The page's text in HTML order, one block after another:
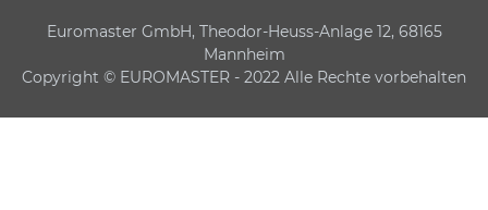
Euromaster GmbH, Theodor-Heuss-Anlage 12, 68165
Mannheim
Copyright © EUROMASTER - 2022 Alle Rechte vorbehalten